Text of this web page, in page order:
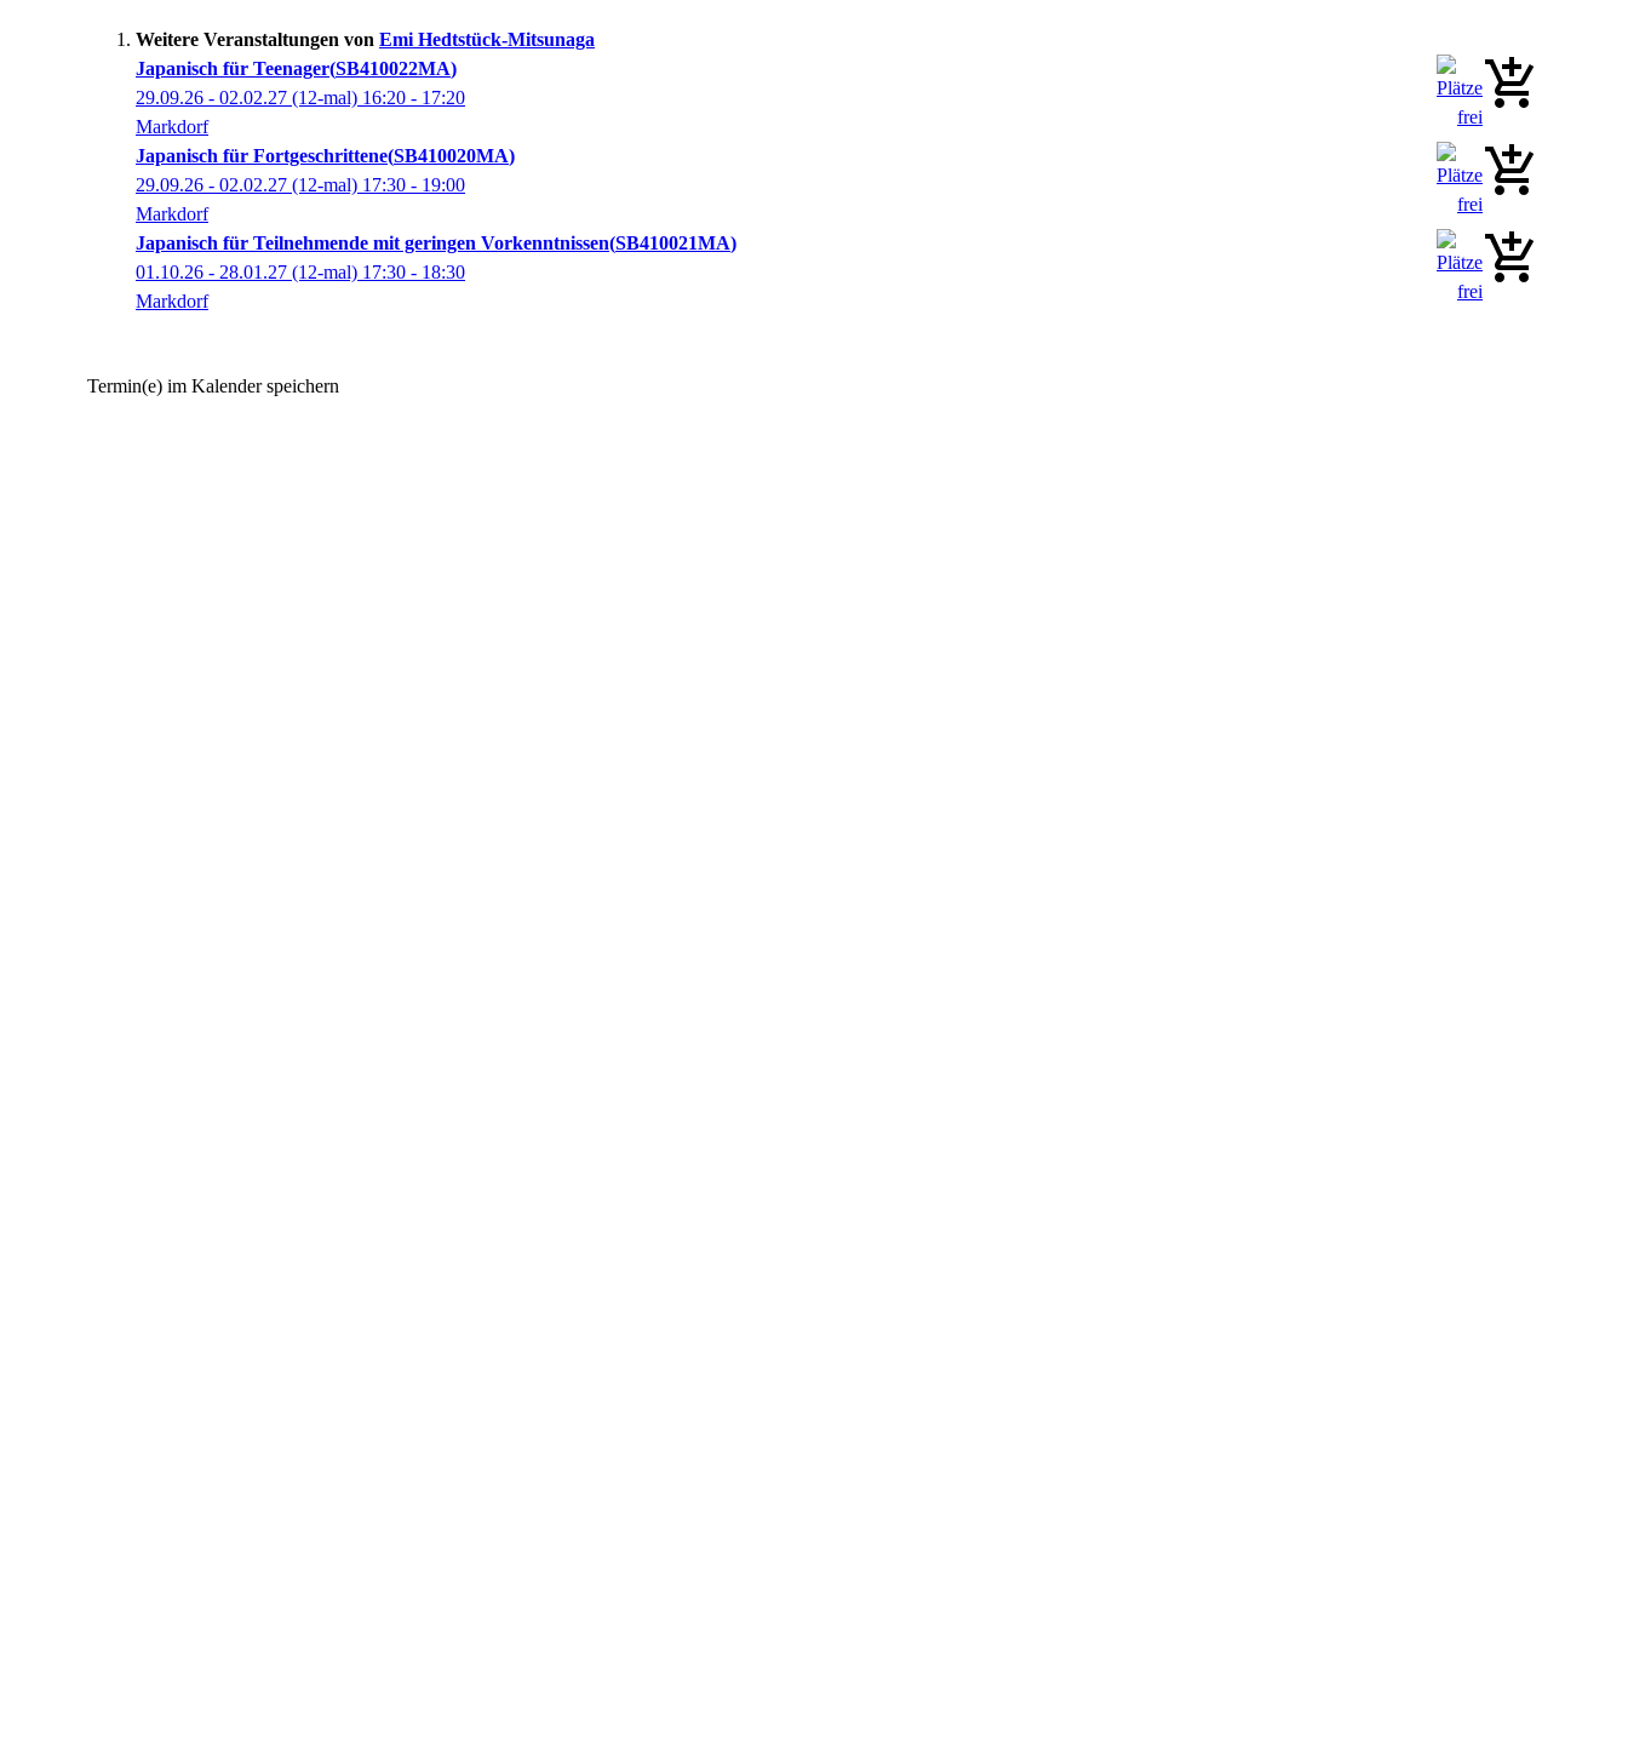
Weitere Veranstaltungen von Emi Hedtstück-Mitsunaga
Japanisch für Teenager SB410022MA
29.09.26 - 02.02.27 (12-mal) 16:20 - 17:20
Markdorf
Japanisch für Fortgeschrittene SB410020MA
29.09.26 - 02.02.27 (12-mal) 17:30 - 19:00
Markdorf
Japanisch für Teilnehmende mit geringen Vorkenntnissen SB410021MA
01.10.26 - 28.01.27 (12-mal) 17:30 - 18:30
Markdorf
Termin(e) im Kalender speichern